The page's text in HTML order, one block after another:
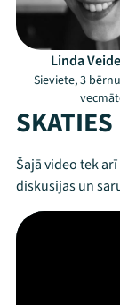
Linda
Sieviete, 3
Šajā video tek
diskusijas un